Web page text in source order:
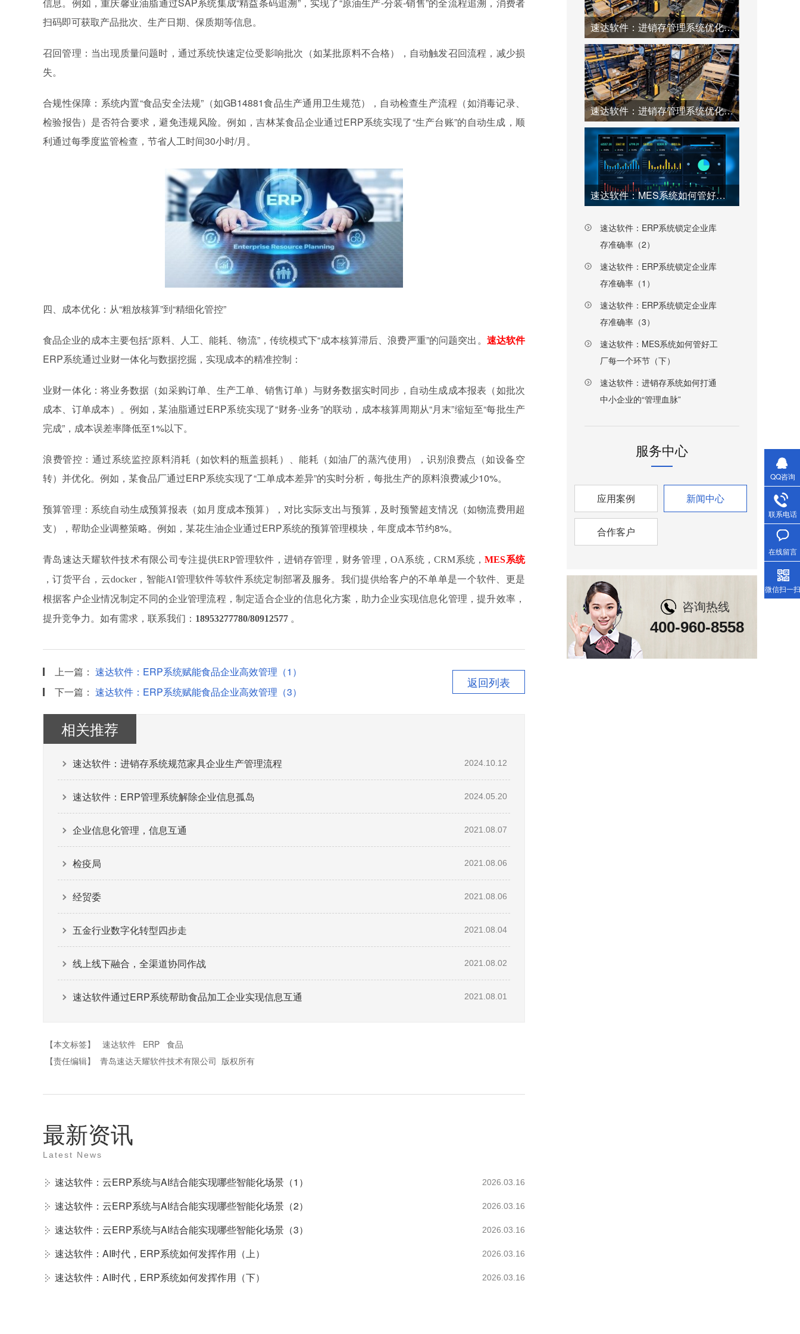
扫码即可获取产品批次、生产日期、保质期等信息。
召回管理：当出现质量问题时，通过系统快速定位受影响批次（如某批原料不合格），自动触发召回流程，减少损
失。
合规性保障：系统内置“食品安全法规”（如GB14881食品生产通用卫生规范），自动检查生产流程（如消毒记录、
检验报告）是否符合要求，避免违规风险。例如，吉林某食品企业通过ERP系统实现了“生产台账”的自动生成，顺
利通过每季度监管检查，节省人工时间30小时/月。
四、成本优化：从“粗放核算”到“精细化管控”
食品企业的成本主要包括“原料、人工、能耗、物流”，传统模式下“成本核算滞后、浪费严重”的问题突出。 速达软件
ERP系统通过业财一体化与数据挖掘，实现成本的精准控制：
业财一体化：将业务数据（如采购订单、生产工单、销售订单）与财务数据实时同步，自动生成成本报表（如批次
成本、订单成本）。例如，某油脂通过ERP系统实现了“财务-业务”的联动，成本核算周期从“月末”缩短至“每批生产
完成”，成本误差率降低至1%以下。
浪费管控：通过系统监控原料消耗（如饮料的瓶盖损耗）、能耗（如油厂的蒸汽使用），识别浪费点（如设备空
转）并优化。例如，某食品厂通过ERP系统实现了“工单成本差异”的实时分析，每批生产的原料浪费减少10%。
预算管理：系统自动生成预算报表（如月度成本预算），对比实际支出与预算，及时预警超支情况（如物流费用超
支），帮助企业调整策略。例如，某花生油企业通过ERP系统的预算管理模块，年度成本节约8%。
青岛速达天耀软件技术有限公司专注提供ERP管理软件，进销存管理，财务管理，OA系统，CRM系统，MES系统
，订货平台，云docker，智能AI管理软件等软件系统定制部署及服务。我们提供给客户的不单单是一个软件、更是
根据客户企业情况制定不同的企业管理流程，制定适合企业的信息化方案，助力企业实现信息化管理，提升效率，
提升竞争力。如有需求，联系我们： 18953277780/80912577 。
上一篇： 速达软件：ERP系统赋能食品企业高效管理（1）
下一篇： 速达软件：ERP系统赋能食品企业高效管理（3）
返回列表
相关推荐
速达软件：进销存系统规范家具企业生产管理流程 2024.10.12
速达软件：ERP管理系统解除企业信息孤岛 2024.05.20
企业信息化管理，信息互通 2021.08.07
检疫局 2021.08.06
经贸委 2021.08.06
五金行业数字化转型四步走 2021.08.04
线上线下融合，全渠道协同作战 2021.08.02
速达软件通过ERP系统帮助食品加工企业实现信息互通 2021.08.01
【本文标签】 速达软件 ERP 食品
【责任编辑】
青岛速达天耀软件技术有限公司 版权所有
最新资讯
Latest News
速达软件：云ERP系统与AI结合能实现哪些智能化场景（1） 2026.03.16
速达软件：云ERP系统与AI结合能实现哪些智能化场景（2） 2026.03.16
速达软件：云ERP系统与AI结合能实现哪些智能化场景（3） 2026.03.16
速达软件：AI时代，ERP系统如何发挥作用（上） 2026.03.16
速达软件：AI时代，ERP系统如何发挥作用（下） 2026.03.16
速达软件：进销存管理系统优化仓库工厂效率（2）
速达软件：进销存管理系统优化仓库工厂效率（1）
速达软件：MES系统如何管好工厂每一个环节（上）
速达软件：ERP系统锁定企业库
存准确率（2）
速达软件：ERP系统锁定企业库
存准确率（1）
速达软件：ERP系统锁定企业库
存准确率（3）
速达软件：MES系统如何管好工
厂每一个环节（下）
速达软件：进销存系统如何打通
中小企业的“管理血脉”
服务中心
应用案例 新闻中心
合作客户
咨询热线
400-960-8558
QQ咨询
联系电话
在线留言
微信扫一扫